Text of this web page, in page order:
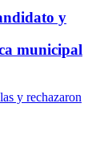
y
municipal